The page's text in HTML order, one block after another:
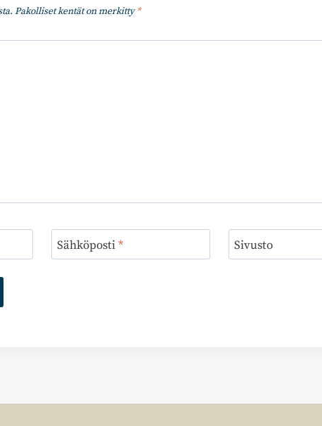
Pakolliset kentät on merkitty*
Sähköposti* Sivusto